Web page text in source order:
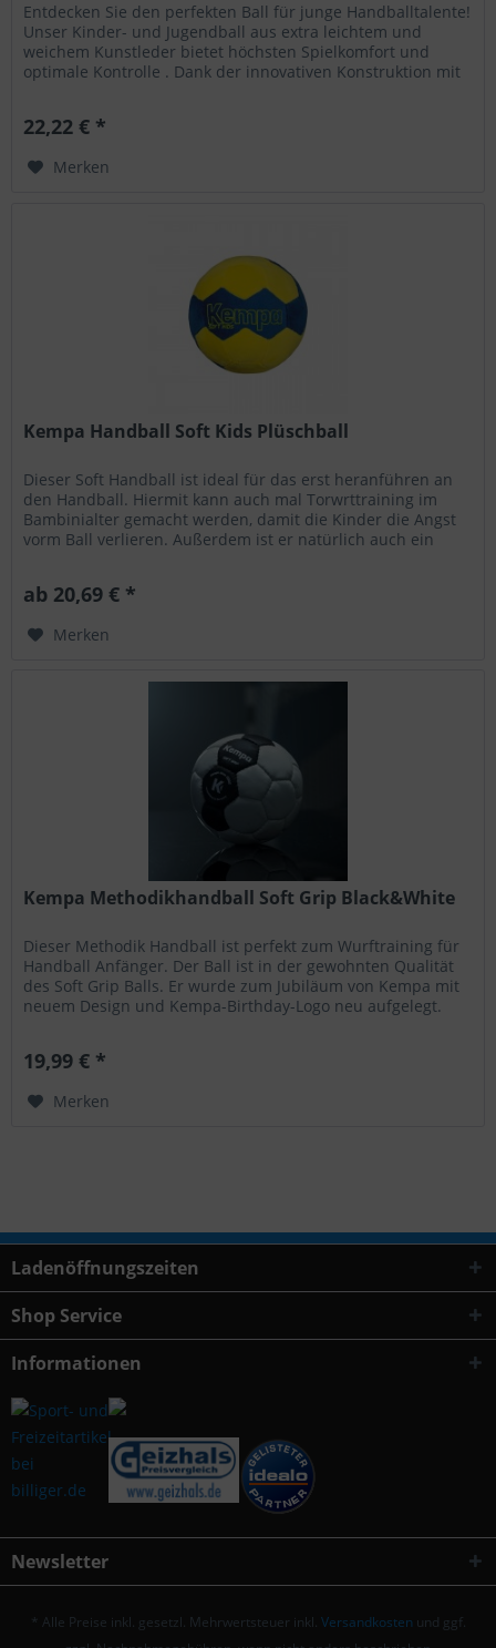
Entdecken Sie den perfekten Ball für junge Handballtalente!
Unser Kinder- und Jugendball aus extra leichtem und
weichem Kunstleder bietet höchsten Spielkomfort und
optimale Kontrolle . Dank der innovativen Konstruktion mit
22,22 € *
Merken
Kempa Handball Soft Kids Plüschball
Dieser Soft Handball ist ideal für das erst heranführen an
den Handball. Hiermit kann auch mal Torwrttraining im
Bambinialter gemacht werden, damit die Kinder die Angst
vorm Ball verlieren. Außerdem ist er natürlich auch ein
ab 20,69 € *
Merken
Kempa Methodikhandball Soft Grip Black&White
Dieser Methodik Handball ist perfekt zum Wurftraining für
Handball Anfänger. Der Ball ist in der gewohnten Qualität
des Soft Grip Balls. Er wurde zum Jubiläum von Kempa mit
neuem Design und Kempa-Birthday-Logo neu aufgelegt.
19,99 € *
Merken
Ladenöffnungszeiten
Shop Service
Informationen
Newsletter
* Alle Preise inkl. gesetzl. Mehrwertsteuer inkl. Versandkosten und ggf.